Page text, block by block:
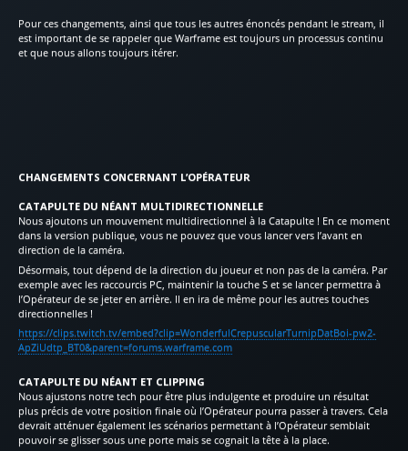
Pour ces changements, ainsi que tous les autres énoncés pendant le stream, il
est important de se rappeler que Warframe est toujours un processus continu
et que nous allons toujours itérer.
CHANGEMENTS CONCERNANT L’OPÉRATEUR
CATAPULTE DU NÉANT MULTIDIRECTIONNELLE
Nous ajoutons un mouvement multidirectionnel à la Catapulte ! En ce moment
dans la version publique, vous ne pouvez que vous lancer vers l’avant en
direction de la caméra.
Désormais, tout dépend de la direction du joueur et non pas de la caméra. Par
exemple avec les raccourcis PC, maintenir la touche S et se lancer permettra à
l’Opérateur de se jeter en arrière. Il en ira de même pour les autres touches
directionnelles !
https://clips.twitch.tv/embed?clip=WonderfulCrepuscularTurnipDatBoi-pw2-
ApZiUdtp_BT0&parent=forums.warframe.com
CATAPULTE DU NÉANT ET CLIPPING
Nous ajustons notre tech pour être plus indulgente et produire un résultat
plus précis de votre position finale où l’Opérateur pourra passer à travers. Cela
devrait atténuer également les scénarios permettant à l’Opérateur semblait
pouvoir se glisser sous une porte mais se cognait la tête à la place.